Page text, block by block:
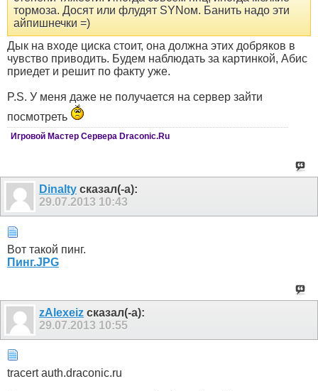
тормоза. Досят или флудят SYNом. Банить надо эти
айпишнечки =)
Дык на входе циска стоит, она должна этих добряков в
чувство приводить. Будем наблюдать за картинкой, Абис
приедет и решит по факту уже.
P.S. У меня даже не получается на сервер зайти
посмотреть
Игровой Мастер Сервера Draconic.Ru
Dinalty сказал(-а):
29.07.2013 10:43
Вот такой пинг.
Пинг.JPG
zAlexeiz сказал(-а):
29.07.2013 10:55
tracert auth.draconic.ru